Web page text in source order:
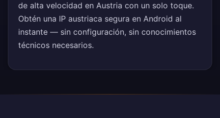
de alta velocidad en Austria con un solo toque.
Obtén una IP austriaca segura en Android al
instante — sin configuración, sin conocimientos
técnicos necesarios.